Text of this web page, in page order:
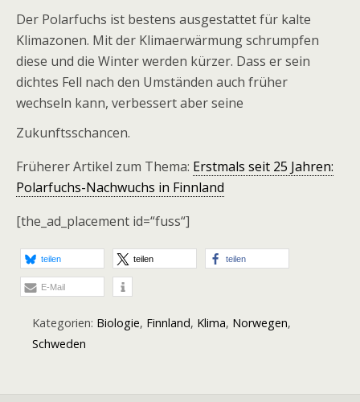
Der Polarfuchs ist bestens ausgestattet für kalte
Klimazonen. Mit der Klimaerwärmung schrumpfen
diese und die Winter werden kürzer. Dass er sein
dichtes Fell nach den Umständen auch früher
wechseln kann, verbessert aber seine
Zukunftsschancen.
Früherer Artikel zum Thema: Erstmals seit 25 Jahren:
Polarfuchs-Nachwuchs in Finnland
[the_ad_placement id=“fuss“]
teilen teilen teilen
E-Mail
Kategorien: Biologie, Finnland, Klima, Norwegen,
Schweden